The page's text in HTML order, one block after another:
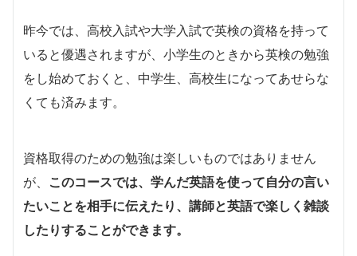
昨今では、高校入試や大学入試で英検の資格を持って
いると優遇されますが、小学生のときから英検の勉強
をし始めておくと、中学生、高校生になってあせらな
くても済みます。
資格取得のための勉強は楽しいものではありません
が、 このコースでは、学んだ英語を使って自分の言い
たいことを相手に伝えたり、講師と英語で楽しく雑談
したりすることができます。